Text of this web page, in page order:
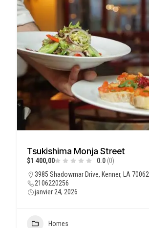
Tsukishima Monja Street
$1 400,00 0.0 (0)
3985 Shadowmar Drive, Kenner, LA 70062
2106220256
janvier 24, 2026
Homes